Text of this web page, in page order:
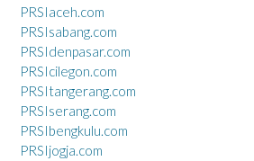
PRSIaceh.com
PRSIsabang.com
PRSIdenpasar.com
PRSIcilegon.com
PRSItangerang.com
PRSIserang.com
PRSIbengkulu.com
PRSIjogja.com